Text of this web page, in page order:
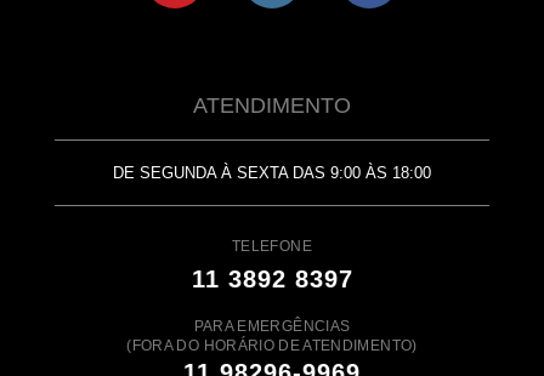
ATENDIMENTO
DE SEGUNDA À SEXTA DAS 9:00 ÀS 18:00
TELEFONE
11 3892 8397
PARA EMERGÊNCIAS
(FORA DO HORÁRIO DE ATENDIMENTO)